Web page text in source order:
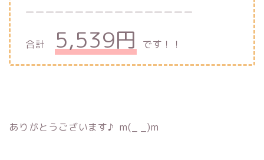
ーーーーーーーーーーーーーーーーー
合計 5,539円 です！！
ありがとうございます♪ m(_ _)m